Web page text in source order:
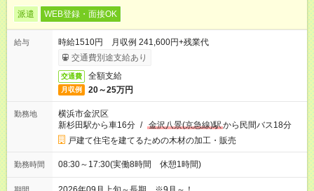
派遣 WEB登録・面接OK
給与
時給1510円 月収例 241,600円+残業代
交通費別途支給あり
交通費 全額支給
月収例 20～25万円
勤務地
横浜市金沢区
新杉田駅から車16分 / 金沢八景(京急線)駅から民間バス18分
戸建て住宅を建てるための木材の加工・販売
勤務時間 08:30～17:30(実働8時間 休憩1時間)